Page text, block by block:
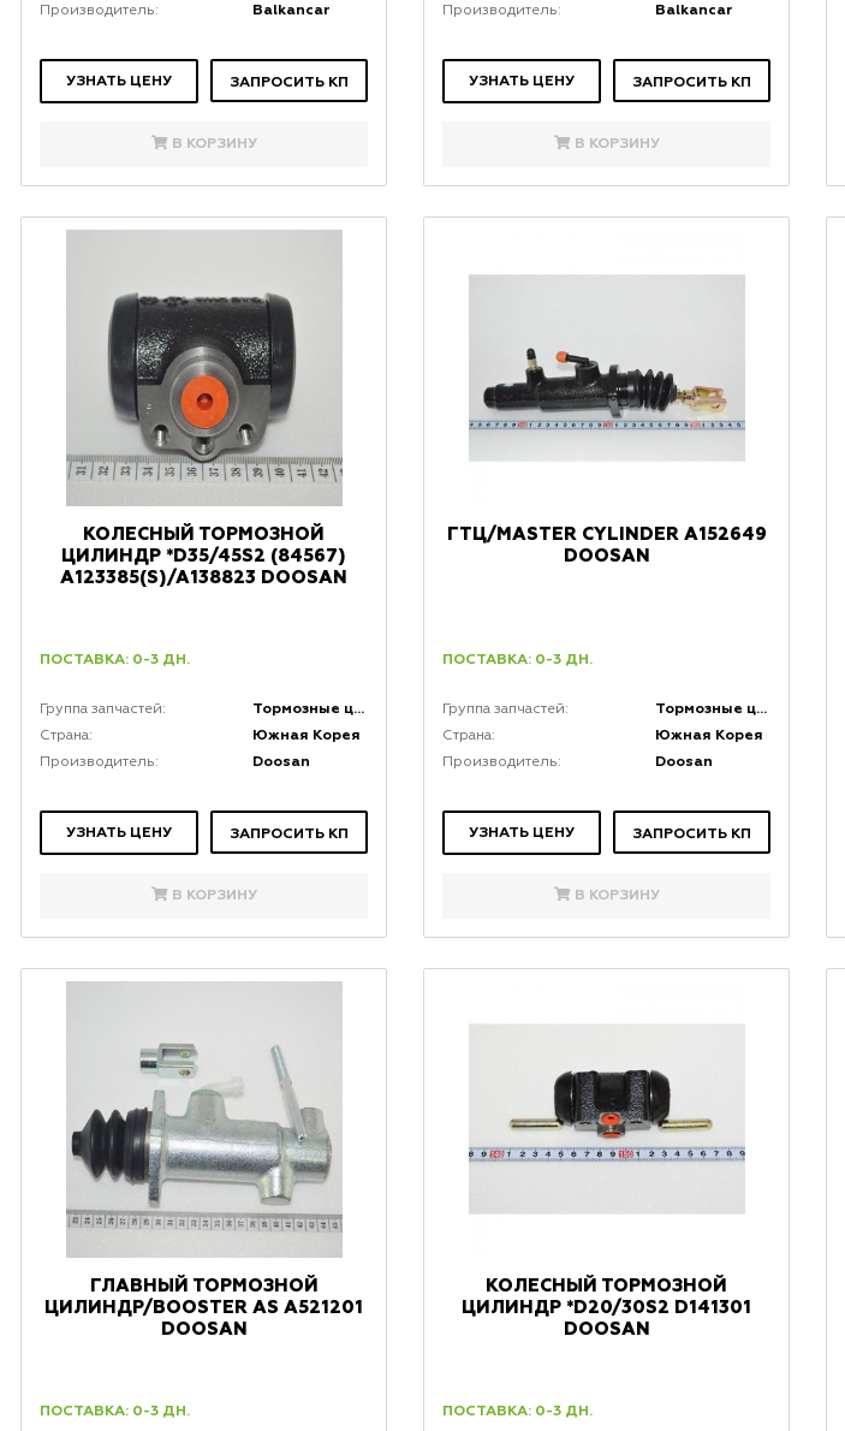
Производитель: Balkancar
УЗНАТЬ ЦЕНУ ЗАПРОСИТЬ КП
В КОРЗИНУ
Производитель: Balkancar
УЗНАТЬ ЦЕНУ ЗАПРОСИТЬ КП
В КОРЗИНУ
КОЛЕСНЫЙ ТОРМОЗНОЙ
ЦИЛИНДР *D35/45S2 (84567)
A123385(S)/A138823 DOOSAN
ПОСТАВКА: 0-3 ДН.
Группа запчастей: Тормозные цилиндры
Страна: Южная Корея
Производитель: Doosan
УЗНАТЬ ЦЕНУ ЗАПРОСИТЬ КП
В КОРЗИНУ
ГТЦ/MASTER CYLINDER A152649
DOOSAN
ПОСТАВКА: 0-3 ДН.
Группа запчастей: Тормозные цилиндры
Страна: Южная Корея
Производитель: Doosan
УЗНАТЬ ЦЕНУ ЗАПРОСИТЬ КП
В КОРЗИНУ
ГЛАВНЫЙ ТОРМОЗНОЙ
ЦИЛИНДР/BOOSTER AS A521201
DOOSAN
ПОСТАВКА: 0-3 ДН.
КОЛЕСНЫЙ ТОРМОЗНОЙ
ЦИЛИНДР *D20/30S2 D141301
DOOSAN
ПОСТАВКА: 0-3 ДН.